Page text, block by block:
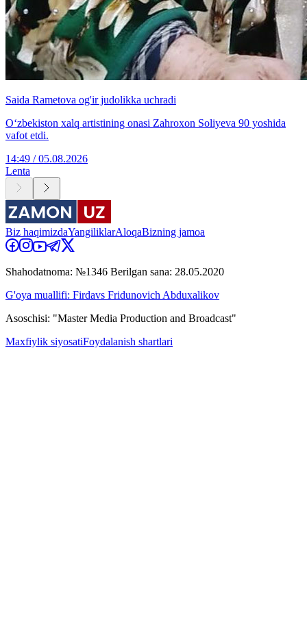
Saida Rametova og'ir judolikka uchradi
O‘zbekiston xalq artistining onasi Zahroxon Soliyeva 90 yoshida
vafot etdi.
14:49 / 05.08.2026
Lenta
Biz haqimizdaYangiliklarAloqaBizning jamoa
Shahodatnoma: №1346 Berilgan sana: 28.05.2020
G'oya muallifi: Firdavs Fridunovich Abduxalikov
Asoschisi: "Master Media Production and Broadcast"
Maxfiylik siyosatiFoydalanish shartlari